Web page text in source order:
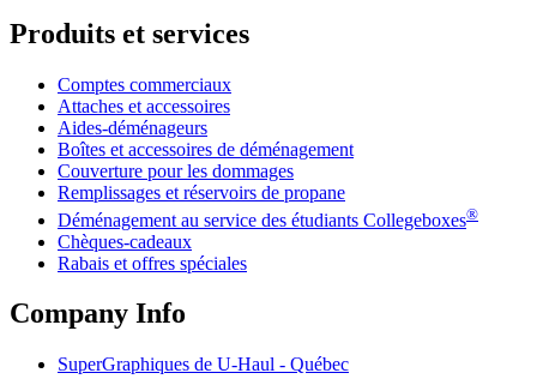
Produits et services
Comptes commerciaux
Attaches et accessoires
Aides-déménageurs
Boîtes et accessoires de déménagement
Couverture pour les dommages
Remplissages et réservoirs de propane
Déménagement au service des étudiants Collegeboxes®
Chèques-cadeaux
Rabais et offres spéciales
Company Info
SuperGraphiques de U-Haul - Québec